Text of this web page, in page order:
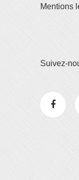
Mentions
Suivez-